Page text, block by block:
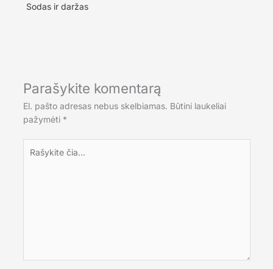
Sodas ir daržas
Parašykite komentarą
El. pašto adresas nebus skelbiamas. Būtini laukeliai
pažymėti *
čia...